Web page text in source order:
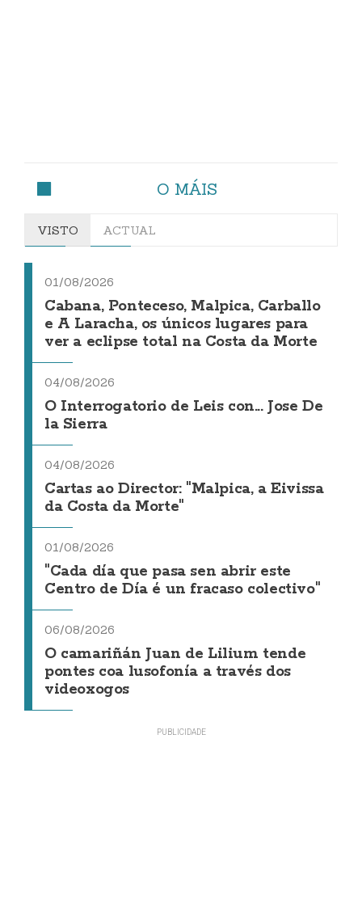
O MÁIS
VISTO ACTUAL
01/08/2026
Cabana, Ponteceso, Malpica, Carballo
e A Laracha, os únicos lugares para
ver a eclipse total na Costa da Morte
04/08/2026
O Interrogatorio de Leis con... Jose De
la Sierra
04/08/2026
Cartas ao Director: "Malpica, a Eivissa
da Costa da Morte"
01/08/2026
"Cada día que pasa sen abrir este
Centro de Día é un fracaso colectivo"
06/08/2026
O camariñán Juan de Lilium tende
pontes coa lusofonía a través dos
videoxogos